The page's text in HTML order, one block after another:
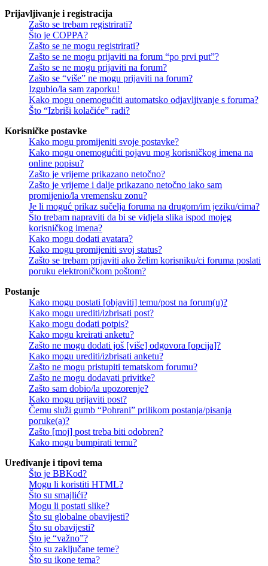
Prijavljivanje i registracija
Zašto se trebam registrirati?
Što je COPPA?
Zašto se ne mogu registrirati?
Zašto se ne mogu prijaviti na forum “po prvi put”?
Zašto se ne mogu prijaviti na forum?
Zašto se “više” ne mogu prijaviti na forum?
Izgubio/la sam zaporku!
Kako mogu onemogućiti automatsko odjavljivanje s foruma?
Što “Izbriši kolačiće” radi?
Korisničke postavke
Kako mogu promijeniti svoje postavke?
Kako mogu onemogućiti pojavu mog korisničkog imena na
online popisu?
Zašto je vrijeme prikazano netočno?
Zašto je vrijeme i dalje prikazano netočno iako sam
promijenio/la vremensku zonu?
Je li moguć prikaz sučelja foruma na drugom/im jeziku/cima?
Što trebam napraviti da bi se vidjela slika ispod mojeg
korisničkog imena?
Kako mogu dodati avatara?
Kako mogu promijeniti svoj status?
Zašto se trebam prijaviti ako želim korisniku/ci foruma poslati
poruku elektroničkom poštom?
Postanje
Kako mogu postati [objaviti] temu/post na forum(u)?
Kako mogu urediti/izbrisati post?
Kako mogu dodati potpis?
Kako mogu kreirati anketu?
Zašto ne mogu dodati još [više] odgovora [opcija]?
Kako mogu urediti/izbrisati anketu?
Zašto ne mogu pristupiti tematskom forumu?
Zašto ne mogu dodavati privitke?
Zašto sam dobio/la upozorenje?
Kako mogu prijaviti post?
Čemu služi gumb “Pohrani” prilikom postanja/pisanja
poruke(a)?
Zašto [moj] post treba biti odobren?
Kako mogu bumpirati temu?
Uređivanje i tipovi tema
Što je BBKod?
Mogu li koristiti HTML?
Što su smajlići?
Mogu li postati slike?
Što su globalne obavijesti?
Što su obavijesti?
Što je “važno”?
Što su zaključane teme?
Što su ikone tema?